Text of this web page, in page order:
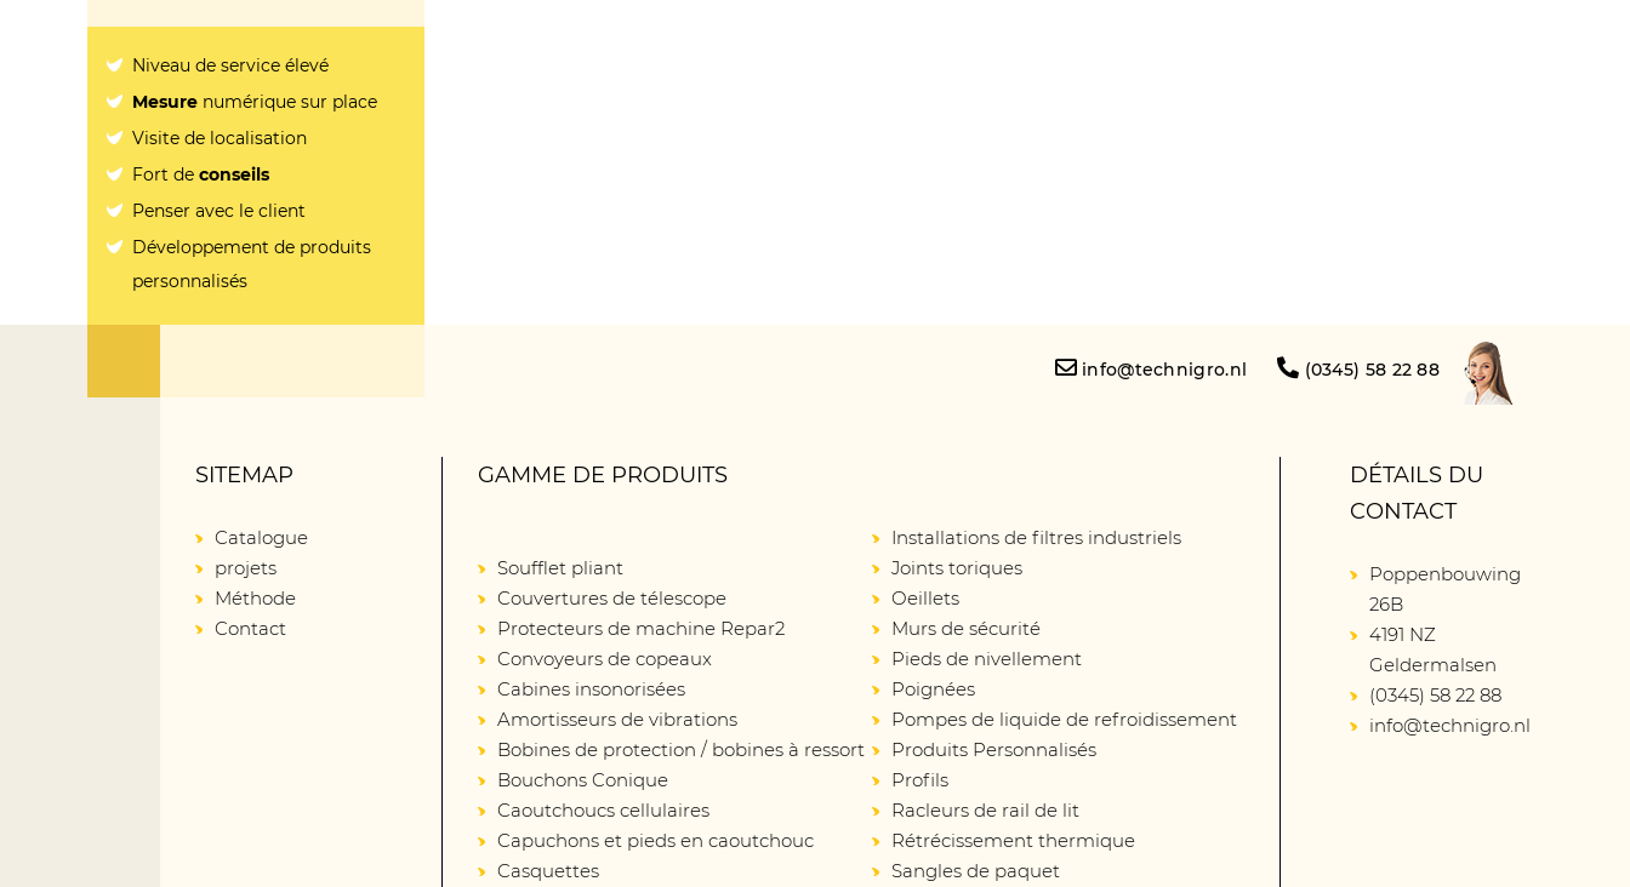
Niveau de service élevé
Mesure numérique sur place
Visite de localisation
Fort deconseils
Penser avec le client
Développement de produits
personnalisés
info@technigro.nl (0345) 58 22 88
SITEMAP
Catalogue
projets
Méthode
Contact
GAMME DE PRODUITS
Soufflet pliant
Couvertures de télescope
Protecteurs de machine Repar2
Convoyeurs de copeaux
Cabines insonorisées
Amortisseurs de vibrations
Bobines de protection / bobines à ressort
Bouchons Conique
Caoutchoucs cellulaires
Capuchons et pieds en caoutchouc
Casquettes
Installations de filtres industriels
Joints toriques
Oeillets
Murs de sécurité
Pieds de nivellement
Poignées
Pompes de liquide de refroidissement
Produits Personnalisés
Profils
Racleurs de rail de lit
Rétrécissement thermique
Sangles de paquet
DÉTAILS DU
CONTACT
Poppenbouwing
26B
4191 NZ
Geldermalsen
(0345) 58 22 88
info@technigro.nl